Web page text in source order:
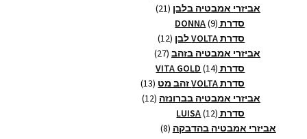
אביזרי אמבטיה בלבן 21
21
סדרת DONNA 9
9
מוצרים סדרת VOLTA לבן 12
12
מוצרים
אביזרי אמבטיה בזהב 27
27
מוצרים
סדרת VITA GOLD 14
14
מוצרים סדרת VOLTA זהב מט 13
13
מוצרים
אביזרי אמבטיה בברונזה 12
12
סדרת LUISA 12
12
מוצרים
אביזרי אמבטיה בהדבקה 8
8